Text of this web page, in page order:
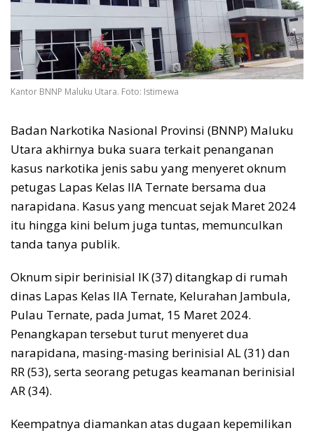
Kantor BNNP Maluku Utara. Foto: Istimewa
Badan Narkotika Nasional Provinsi (BNNP) Maluku
Utara akhirnya buka suara terkait penanganan
kasus narkotika jenis sabu yang menyeret oknum
petugas Lapas Kelas IIA Ternate bersama dua
narapidana. Kasus yang mencuat sejak Maret 2024
itu hingga kini belum juga tuntas, memunculkan
tanda tanya publik.
Oknum sipir berinisial IK (37) ditangkap di rumah
dinas Lapas Kelas IIA Ternate, Kelurahan Jambula,
Pulau Ternate, pada Jumat, 15 Maret 2024.
Penangkapan tersebut turut menyeret dua
narapidana, masing-masing berinisial AL (31) dan
RR (53), serta seorang petugas keamanan berinisial
AR (34).
Keempatnya diamankan atas dugaan kepemilikan